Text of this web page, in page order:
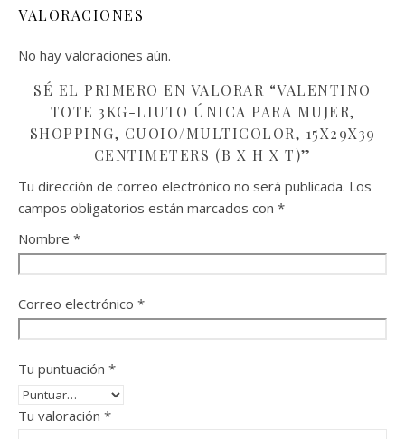
VALORACIONES
No hay valoraciones aún.
SÉ EL PRIMERO EN VALORAR “VALENTINO
TOTE 3KG-LIUTO ÚNICA PARA MUJER,
SHOPPING, CUOIO/MULTICOLOR, 15X29X39
CENTIMETERS (B X H X T)”
Tu dirección de correo electrónico no será publicada. Los
campos obligatorios están marcados con *
Nombre *
Correo electrónico *
Tu puntuación *
Tu valoración *